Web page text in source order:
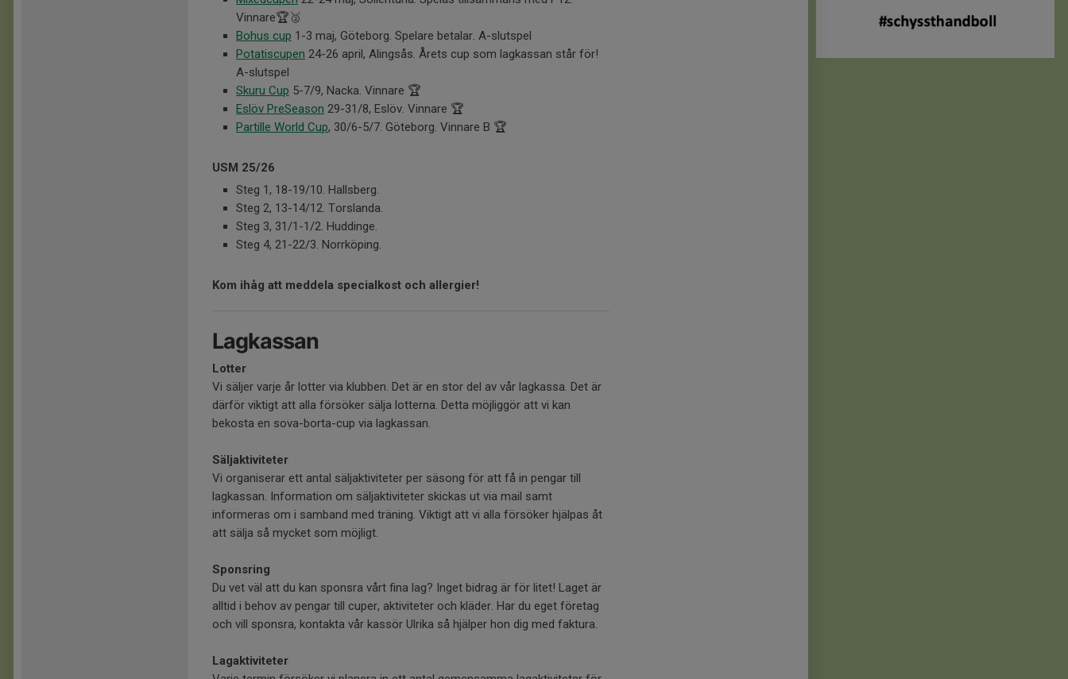
Vinnare🏆🥈
Bohus cup 1-3 maj, Göteborg. Spelare betalar. A-slutspel
Potatiscupen 24-26 april, Alingsås. Årets cup som lagkassan står för!
A-slutspel
Skuru Cup 5-7/9, Nacka. Vinnare 🏆
Eslöv PreSeason 29-31/8, Eslöv. Vinnare 🏆
Partille World Cup, 30/6-5/7. Göteborg. Vinnare B 🏆
USM 25/26
Steg 1, 18-19/10. Hallsberg.
Steg 2, 13-14/12. Torslanda.
Steg 3, 31/1-1/2. Huddinge.
Steg 4, 21-22/3. Norrköping.
Kom ihåg att meddela specialkost och allergier!
Lagkassan
Lotter
Vi säljer varje år lotter via klubben. Det är en stor del av vår lagkassa. Det är
därför viktigt att alla försöker sälja lotterna. Detta möjliggör att vi kan
bekosta en sova-borta-cup via lagkassan.
Säljaktiviteter
Vi organiserar ett antal säljaktiviteter per säsong för att få in pengar till
lagkassan. Information om säljaktiviteter skickas ut via mail samt
informeras om i samband med träning. Viktigt att vi alla försöker hjälpas åt
att sälja så mycket som möjligt.
Sponsring
Du vet väl att du kan sponsra vårt fina lag? Inget bidrag är för litet! Laget är
alltid i behov av pengar till cuper, aktiviteter och kläder. Har du eget företag
och vill sponsra, kontakta vår kassör Ulrika så hjälper hon dig med faktura.
Lagaktiviteter